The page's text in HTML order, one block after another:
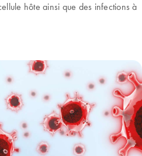
hôte ainsi que des infections à